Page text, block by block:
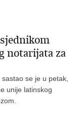
notarijata za
se je u petak,
unije latinskog